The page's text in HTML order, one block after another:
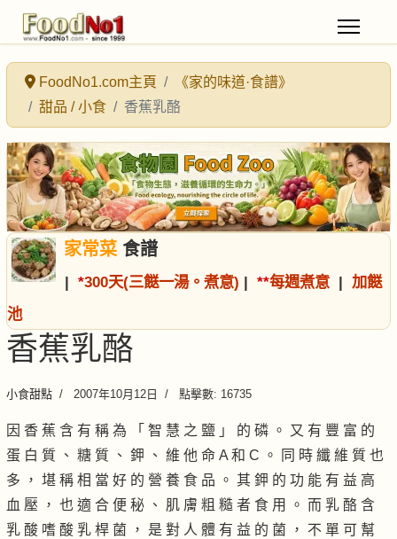
FoodNo1.com主頁
《家的味道·食譜》
甜品 / 小食
香蕉乳酪
家常菜食譜
| *300天(三餸一湯。煮意) | **每週煮意 | 加餸
池
香蕉乳酪
小食甜點 2007年10月12日 點擊數: 16735
因 香 蕉 含 有 稱 為 「 智 慧 之 鹽 」 的 磷 。 又 有 豐 富 的
蛋 白 質 、 糖 質 、 鉀 、 維 他 命 A 和 C 。 同 時 纖 維 質 也
多 ， 堪 稱 相 當 好 的 營 養 食 品 。 其 鉀 的 功 能 有 益 高
血 壓 ， 也 適 合 便 秘 、 肌 膚 粗 糙 者 食 用 。 而 乳 酪 含
乳 酸 嗜 酸 乳 桿 菌 ， 是 對 人 體 有 益 的 菌 ， 不 單 可 幫